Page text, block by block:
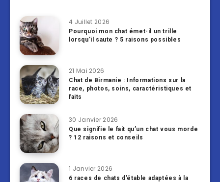
4 Juillet 2026
Pourquoi mon chat émet-il un trille
lorsqu’il saute ? 5 raisons possibles
21 Mai 2026
Chat de Birmanie : Informations sur la
race, photos, soins, caractéristiques et
faits
30 Janvier 2026
Que signifie le fait qu’un chat vous morde
? 12 raisons et conseils
1 Janvier 2026
6 races de chats d’étable adaptées à la